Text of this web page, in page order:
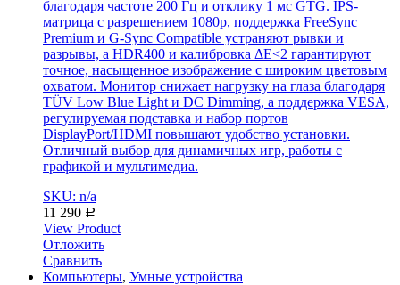
благодаря частоте 200 Гц и отклику 1 мс GTG. IPS-
матрица с разрешением 1080p, поддержка FreeSync
Premium и G-Sync Compatible устраняют рывки и
разрывы, а HDR400 и калибровка ΔE<2 гарантируют
точное, насыщенное изображение с широким цветовым
охватом. Монитор снижает нагрузку на глаза благодаря
TÜV Low Blue Light и DC Dimming, а поддержка VESA,
регулируемая подставка и набор портов
DisplayPort/HDMI повышают удобство установки.
Отличный выбор для динамичных игр, работы с
графикой и мультимедиа.
SKU: n/a
11 290 Р
View Product
Отложить
Сравнить
Компьютеры, Умные устройства